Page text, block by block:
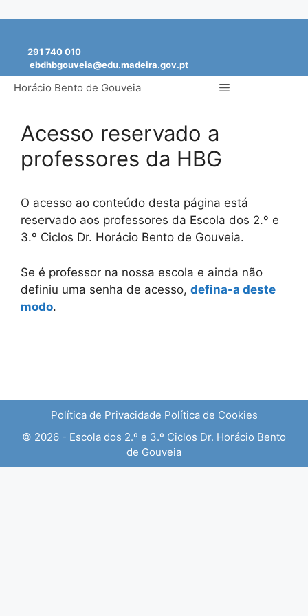
conteúdo
291 740 010
ebdhbgouveia@edu.madeira.gov.pt
Horácio Bento de Gouveia Menu
Acesso reservado a
professores da HBG
O acesso ao conteúdo desta página está
reservado aos professores da Escola dos 2.º e
3.º Ciclos Dr. Horácio Bento de Gouveia.
Se é professor na nossa escola e ainda não
definiu uma senha de acesso, defina-a deste
modo.
Política de Privacidade Política de Cookies
© 2026 - Escola dos 2.º e 3.º Ciclos Dr. Horácio Bento
de Gouveia